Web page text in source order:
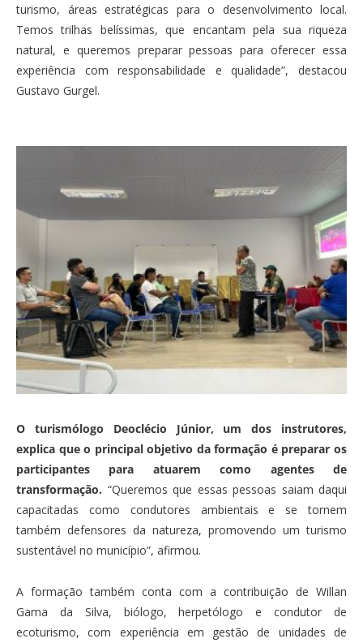
turismo, áreas estratégicas para o desenvolvimento local.
Temos trilhas belíssimas, que encantam pela sua riqueza
natural, e queremos preparar pessoas para oferecer essa
experiência com responsabilidade e qualidade”, destacou
Gustavo Gurgel.
O turismólogo Deoclécio Júnior, um dos instrutores,
explica que o principal objetivo da formação é preparar os
participantes para atuarem como agentes de
transformação. “Queremos que essas pessoas saiam daqui
capacitadas como condutores ambientais e se tornem
também defensores da natureza, promovendo um turismo
sustentável no município”, afirmou.
A formação também conta com a contribuição de Willan
Gama da Silva, biólogo, herpetólogo e condutor de
ecoturismo, com experiência em gestão de unidades de